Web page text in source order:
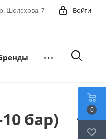
Войти
Шолохова, 7
бар) 0